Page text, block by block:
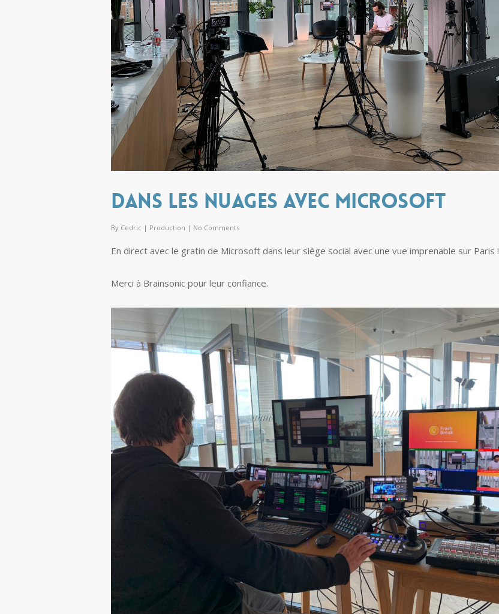
Dans les nuages avec Microsoft
By Cedric | Production | No Comments
En direct avec le gratin de Microsoft dans leur siège social avec une vue imprenable sur Paris !
Merci à Brainsonic pour leur confiance.